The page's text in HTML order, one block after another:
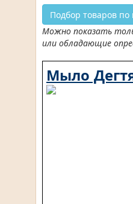
Подбор товаров
Можно показать
или обладающие
Мыло